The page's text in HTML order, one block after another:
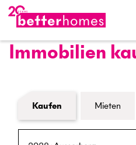
Immobilien
Formular
Kaufen Mieten
PLZ / Ort